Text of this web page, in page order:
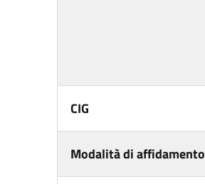
CIG
Modalità di affidamento